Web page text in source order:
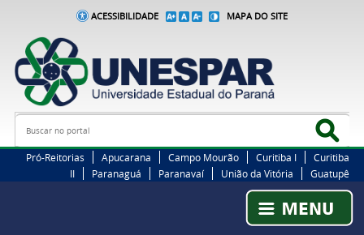
ACESSIBILIDADE MAPA DO SITE
Busca
Pró-Reitorias Apucarana Campo Mourão Curitiba I
Curitiba
II
Paranaguá Paranavaí União da Vitória Guatupê